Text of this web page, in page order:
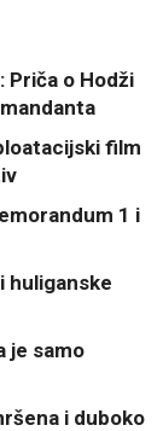
Priča o Hodži
film
1 i
huliganske
je samo
i duboko